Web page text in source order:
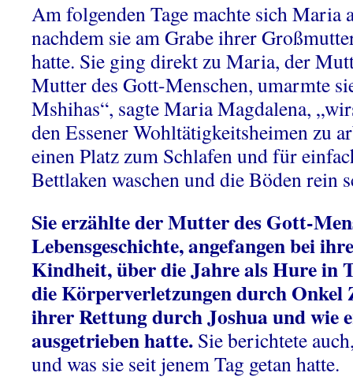
Am folgenden Tage machte sich Maria
nachdem sie am Grabe ihrer
hatte. Sie ging direkt zu Maria, der
Mutter des Gott-Menschen, umarmte
Mshihas“, sagte Maria Magdalena,
den Essener Wohltätigkeitsheimen zu
einen Platz zum Schlafen und für
Bettlaken waschen und die Böden rein
Sie erzählte der Mutter des Gott-
Lebensgeschichte, angefangen bei
Kindheit, über die Jahre als Hure in
die Körperverletzungen durch Onkel
ihrer Rettung durch Joshua und wie
ausgetrieben hatte. Sie berichtete
und was sie seit jenem Tag getan hatte.